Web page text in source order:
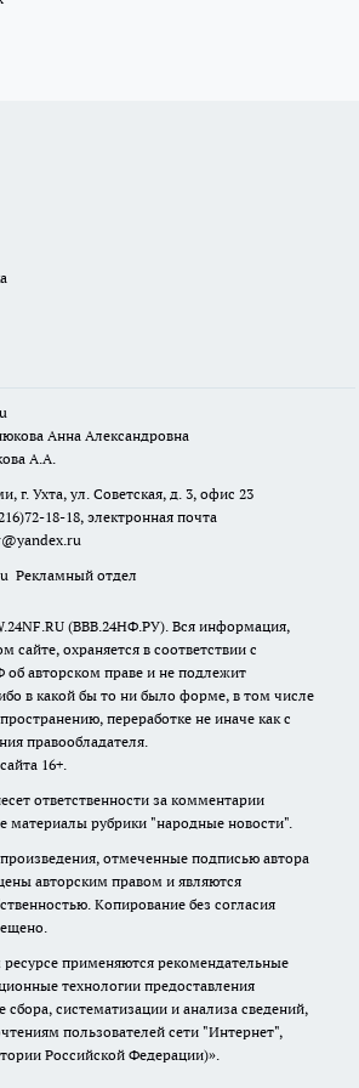
Анна Александровна
А.А.
г. Ухта, ул. Советская, д. 3, офис 23
18-18, электронная почта
Рекламный отдел
(ВВВ.24НФ.РУ). Вся информация,
сайте, охраняется в соответствии с
об авторском праве и не подлежит
в какой бы то ни было форме, в том числе
переработке не иначе как с
правообладателя.
16+.
ответственности за комментарии
материалы рубрики "народные новости".
отмеченные подписью автора
авторским правом и являются
Копирование без согласия
применяются рекомендательные
технологии предоставления
систематизации и анализа сведений,
пользователей сети "Интернет",
Российской Федерации)».